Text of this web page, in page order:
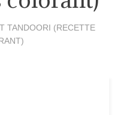
TANDOORI (RECETTE